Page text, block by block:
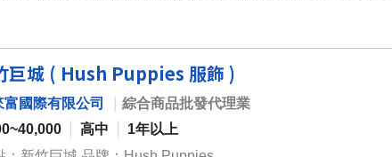
巨城 ( Hush Puppies 服飾 )
國際有限公司
綜合商品批發代理業
高中
1年以上